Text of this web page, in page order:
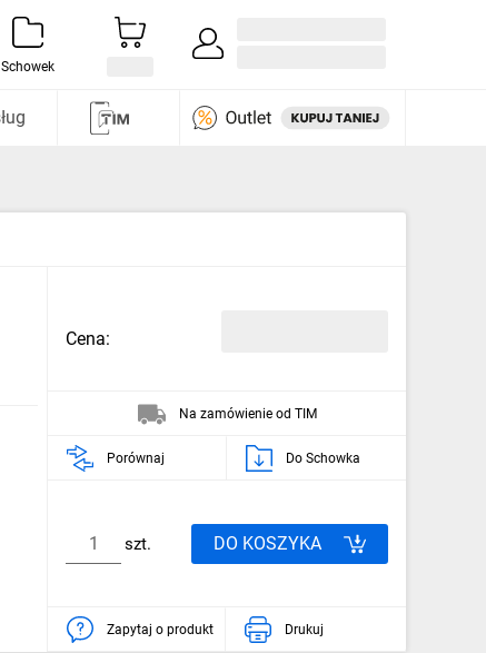
Schowek
Cena:
Na zamówienie od TIM
Porównaj Do Schowka
szt. DO KOSZYKA
Zapytaj o produkt Drukuj